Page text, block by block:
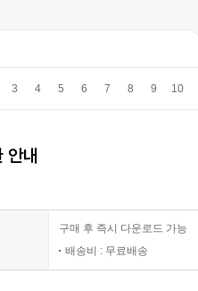
3 4 5 6 7 8 9 10
안내
구매 후 즉시 다운로드 가능
배송비 : 무료배송